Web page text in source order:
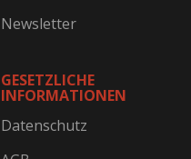
Newsletter
GESETZLICHE
INFORMATIONEN
Datenschutz